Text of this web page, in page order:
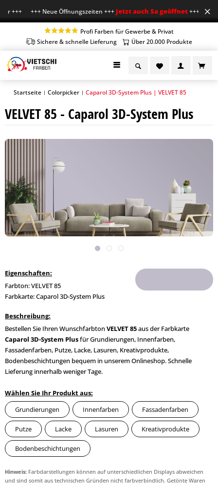
+++ +++ Neue Öffnungszeiten +++Jetzt auch Sa geöffnet+++ Mo-Fr 7-
Profi Farben für Gewerbe & Privat
Sichere & schnelle Lieferung
Über 20.000 Produkte
Startseite | Colorpicker | Caparol 3D-System Plus | VELVET 85
VELVET 85 - Caparol 3D-System Plus
Eigenschaften:
Farbton: VELVET 85
Farbkarte: Caparol 3D-System Plus
Beschreibung:
Bestellen Sie Ihren Wunschfarbton VELVET 85aus der Farbkarte
Caparol 3D-System Plusfür Grundierungen, Innenfarben,
Fassadenfarben, Putze, Lacke, Lasuren, Kreativprodukte,
Bodenbeschichtungen bequem in unserem Onlineshop. Schnelle
Lieferung innerhalb weniger Tage.
Wählen Sie Ihr Produkt aus:
Grundierungen
Innenfarben Fassadenfarben
Putze Lacke Lasuren Kreativprodukte
Bodenbeschichtungen
Hinweis: Farbdarstellungen können auf unterschiedlichen Displays abweichen
und sind somit aus technischen Gründen nicht farbverbindlich. Getönte Waren